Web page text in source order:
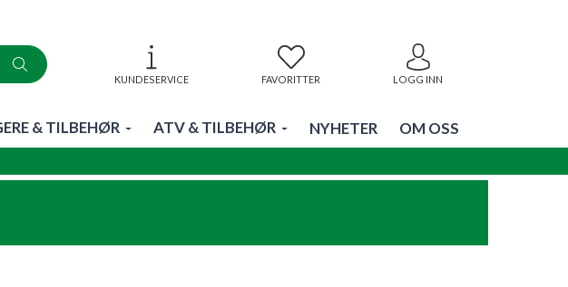
KUNDESERVICE FAVORITTER LOGG INN
& TILBEHØR ATV & TILBEHØR NYHETER OM OSS